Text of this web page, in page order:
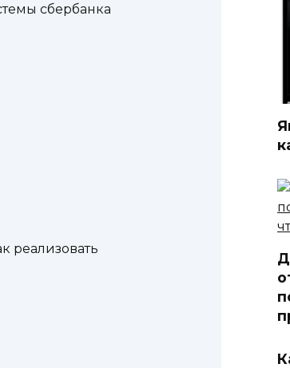
сбербанка
реализовать